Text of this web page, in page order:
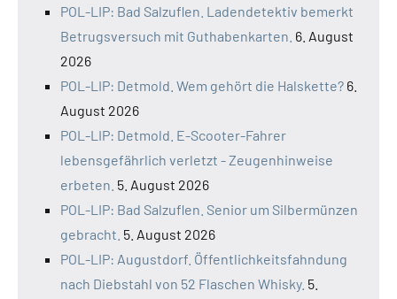
POL-LIP: Bad Salzuflen. Ladendetektiv bemerkt
Betrugsversuch mit Guthabenkarten. 6. August
2026
POL-LIP: Detmold. Wem gehört die Halskette? 6.
August 2026
POL-LIP: Detmold. E-Scooter-Fahrer
lebensgefährlich verletzt - Zeugenhinweise
erbeten. 5. August 2026
POL-LIP: Bad Salzuflen. Senior um Silbermünzen
gebracht. 5. August 2026
POL-LIP: Augustdorf. Öffentlichkeitsfahndung
nach Diebstahl von 52 Flaschen Whisky. 5.